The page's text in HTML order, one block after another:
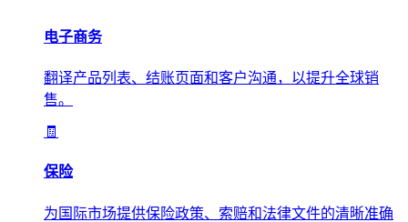
电子商务
翻译产品列表、结账页面和客户沟通，以提升全球销
售。
🧾
保险
为国际市场提供保险政策、索赔和法律文件的清晰准确